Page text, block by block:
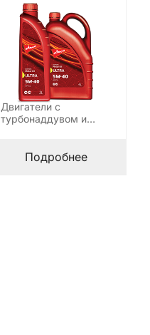
Двигатели с
турбонаддувом и
Подробнее